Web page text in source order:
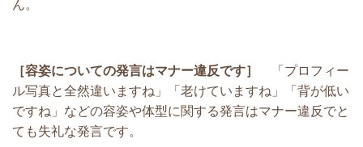
ん。
［容姿についての発言はマナー違反です］
「プロフィー
ル写真と全然違いますね」「老けていますね」「背が低い
ですね」などの容姿や体型に関する発言はマナー違反でと
ても失礼な発言です。